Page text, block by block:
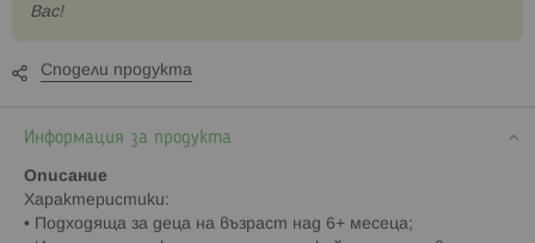
Вас!
Сподели продукта
Информация за продукта
Описание
Характеристики:
• Подходяща за деца на възраст над 6+ месеца;